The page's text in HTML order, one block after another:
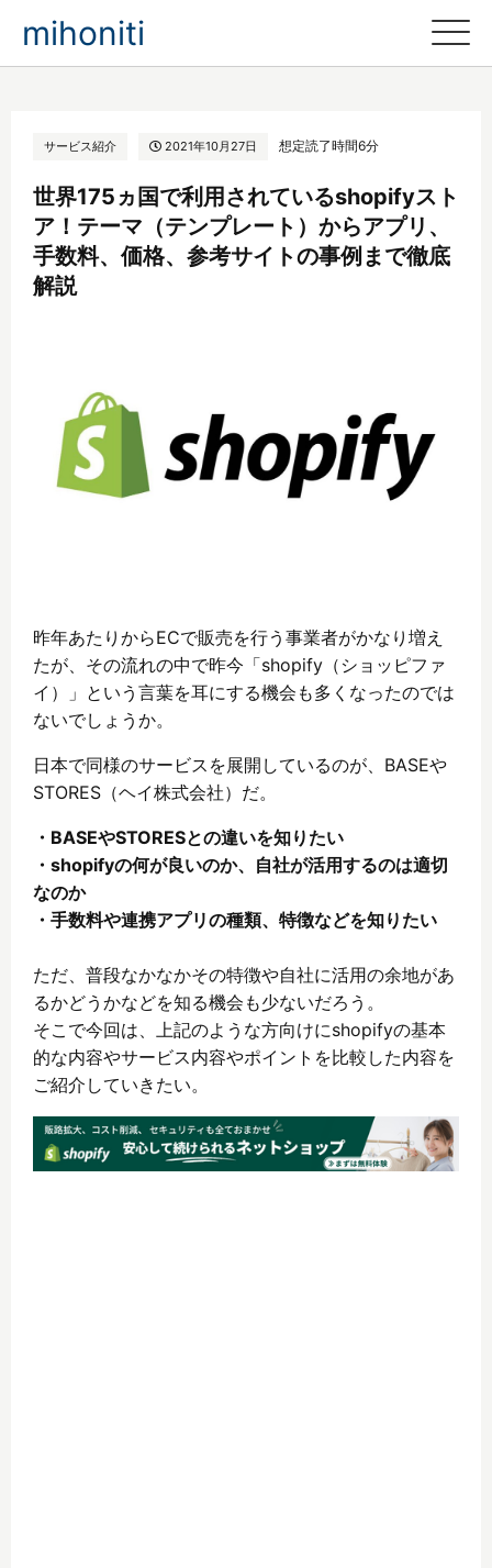
mihoniti
サービス紹介 2021年10月27日 想定読了時間6分
世界175ヵ国で利用されているshopifyスト
ア！テーマ（テンプレート）からアプリ、
手数料、価格、参考サイトの事例まで徹底
解説
昨年あたりからECで販売を行う事業者がかなり増え
たが、その流れの中で昨今「shopify（ショッピファ
イ）」という言葉を耳にする機会も多くなったのでは
ないでしょうか。
日本で同様のサービスを展開しているのが、BASEや
STORES（ヘイ株式会社）だ。
・BASEやSTORESとの違いを知りたい
・shopifyの何が良いのか、自社が活用するのは適切
なのか
・手数料や連携アプリの種類、特徴などを知りたい
ただ、普段なかなかその特徴や自社に活用の余地があ
るかどうかなどを知る機会も少ないだろう。
そこで今回は、上記のような方向けにshopifyの基本
的な内容やサービス内容やポイントを比較した内容を
ご紹介していきたい。